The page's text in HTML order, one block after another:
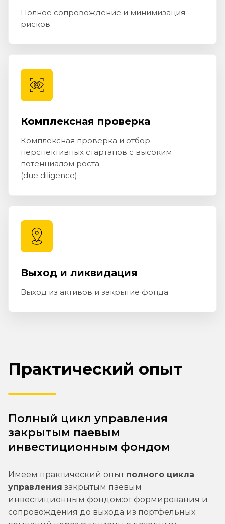
Полное сопровождение и минимизация
рисков.
Комплексная проверка
Комплексная проверка и отбор
перспективных стартапов с высоким
потенциалом роста
(due diligence).
Выход и ликвидация
Выход из активов и закрытие фонда.
Практический опыт
Полный цикл управления
закрытым паевым
инвестиционным фондом
Имеем практический опыт полного цикла
управления закрытым паевым
инвестиционным фондом:от формирования и
сопровождения до выхода из портфельных